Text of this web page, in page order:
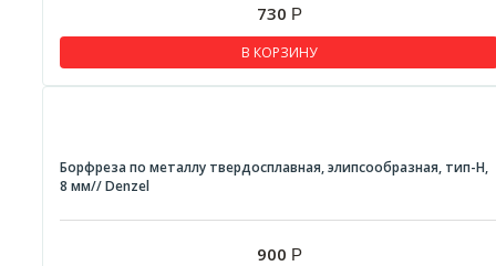
730 Р
В КОРЗИНУ
Борфреза по металлу твердосплавная, элипсообразная, тип-H,
8 мм// Denzel
900 Р